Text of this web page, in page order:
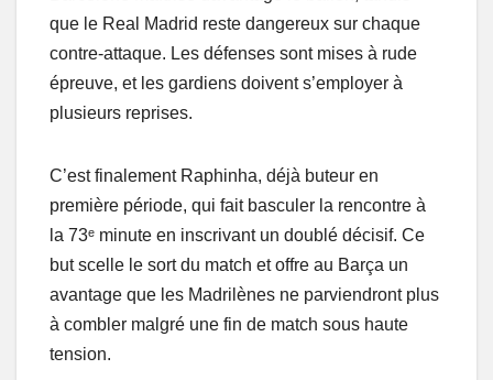
que le Real Madrid reste dangereux sur chaque
contre-attaque. Les défenses sont mises à rude
épreuve, et les gardiens doivent s’employer à
plusieurs reprises.
C’est finalement Raphinha, déjà buteur en
première période, qui fait basculer la rencontre à
la 73ᵉ minute en inscrivant un doublé décisif. Ce
but scelle le sort du match et offre au Barça un
avantage que les Madrilènes ne parviendront plus
à combler malgré une fin de match sous haute
tension.